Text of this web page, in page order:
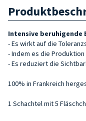
Intensive beruhigende
- Es wirkt auf die
- Indem es die
- Es reduziert die
100% in Frankreich
1 Schachtel mit 5